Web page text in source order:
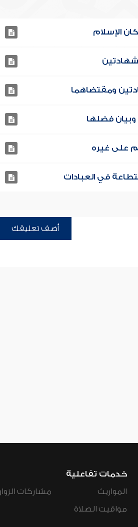
أضف تعليقك
خدمات تفاعلية
المواريث
مواقيت الصلاة
مشاركات الزوار